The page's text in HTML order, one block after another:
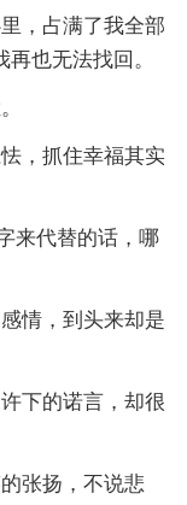
，占满了我全部
也无法找回。
，抓住幸福其实
来代替的话，哪
情，到头来却是
下的诺言，却很
张扬，不说悲